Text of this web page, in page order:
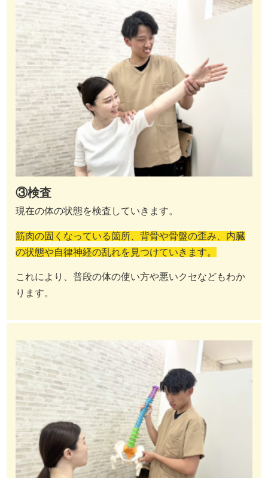
③検査
現在の体の状態を検査していきます。
筋肉の固くなっている箇所、背骨や骨盤の歪み、内臓
の状態や自律神経の乱れを見つけていきます。
これにより、普段の体の使い方や悪いクセなどもわか
ります。